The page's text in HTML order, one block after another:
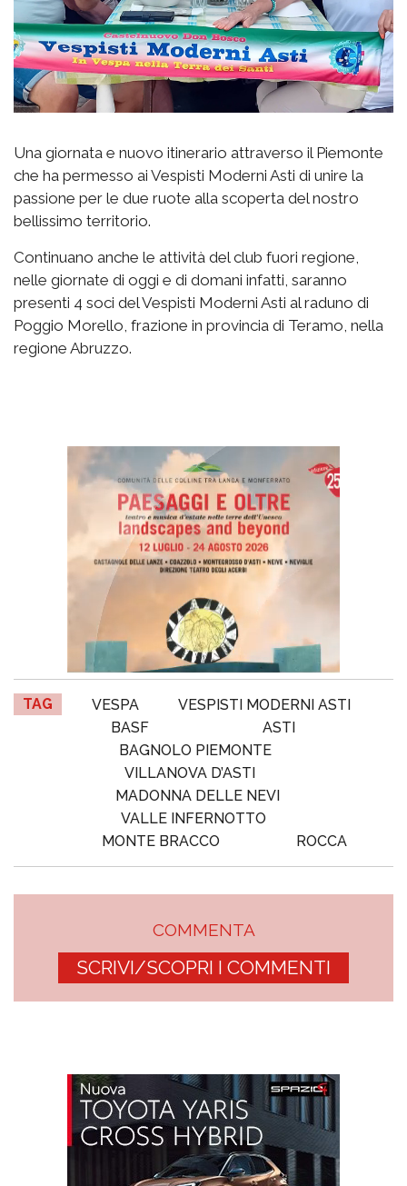
Una giornata e nuovo itinerario attraverso il Piemonte
che ha permesso ai Vespisti Moderni Asti di unire la
passione per le due ruote alla scoperta del nostro
bellissimo territorio.
Continuano anche le attività del club fuori regione,
nelle giornate di oggi e di domani infatti, saranno
presenti 4 soci del Vespisti Moderni Asti al raduno di
Poggio Morello, frazione in provincia di Teramo, nella
regione Abruzzo.
TAG VESPA
VESPISTI MODERNI ASTI
BASF
ASTI
BAGNOLO PIEMONTE
VILLANOVA D’ASTI
MADONNA DELLE NEVI
VALLE INFERNOTTO
MONTE BRACCO
ROCCA
COMMENTA
SCRIVI/SCOPRI I COMMENTI